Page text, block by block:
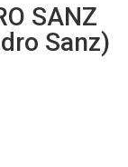
SANZ
Sanz)